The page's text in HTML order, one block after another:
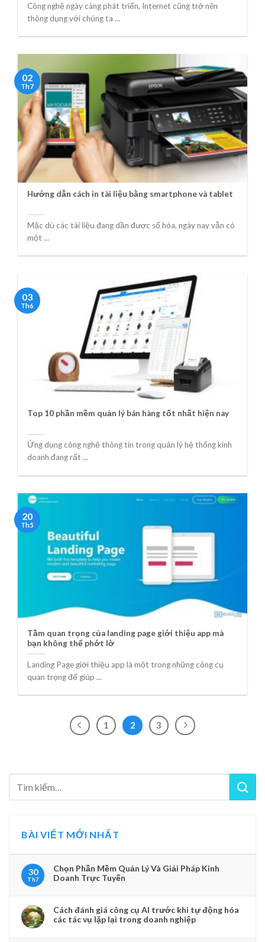
BÀI VIẾT MỚI NHẤT
30
Th7
Chọn Phần Mềm Quản Lý Và Giải Pháp Kinh
Doanh Trực Tuyến
Cách đánh giá công cụ AI trước khi tự động hóa
các tác vụ lặp lại trong doanh nghiệp
Công nghệ ngày càng phát triển, Internet cũng trở nên
thông dụng với chúng ta ...
Hướng dẫn cách in tài liệu bằng smartphone và tablet
Mặc dù các tài liệu đang dần được số hóa, ngày nay vẫn có
một ...
02
Th7
Top 10 phần mềm quản lý bán hàng tốt nhất hiện nay
Ứng dụng công nghệ thông tin trong quản lý hệ thống kinh
doanh đang rất ...
03
Th6
Tầm quan trọng của landing page giới thiệu app mà
bạn không thể phớt lờ
Landing Page giới thiệu app là một trong những công cụ
quan trọng để giúp ...
20
Th5
1 2 3